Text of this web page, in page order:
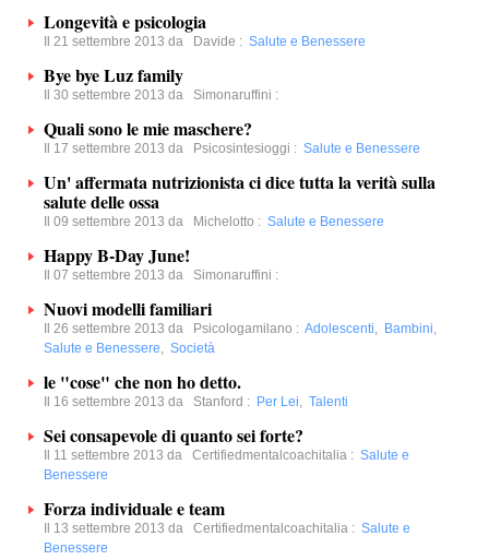
Longevità e psicologia
Il 21 settembre 2013 da Davide : Salute e Benessere
Bye bye Luz family
Il 30 settembre 2013 da Simonaruffini :
Quali sono le mie maschere?
Il 17 settembre 2013 da Psicosintesioggi : Salute e Benessere
Un' affermata nutrizionista ci dice tutta la verità sulla
salute delle ossa
Il 09 settembre 2013 da Michelotto : Salute e Benessere
Happy B-Day June!
Il 07 settembre 2013 da Simonaruffini :
Nuovi modelli familiari
Il 26 settembre 2013 da Psicologamilano : Adolescenti, Bambini,
Salute e Benessere, Società
le "cose" che non ho detto.
Il 16 settembre 2013 da Stanford : Per Lei, Talenti
Sei consapevole di quanto sei forte?
Il 11 settembre 2013 da Certifiedmentalcoachitalia : Salute e
Benessere
Forza individuale e team
Il 13 settembre 2013 da Certifiedmentalcoachitalia : Salute e
Benessere